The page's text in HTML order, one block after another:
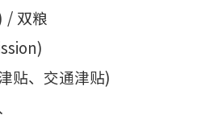
/ 双粮
贴、交通津贴)